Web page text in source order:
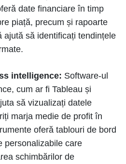
date financiare în timp
piață, precum și rapoarte
ajută să identificați tendințele
intelligence: Software-ul
cum ar fi Tableau și
să vizualizați datele
marja medie de profit în
oferă tablouri de bord
personalizabile care
schimbărilor de